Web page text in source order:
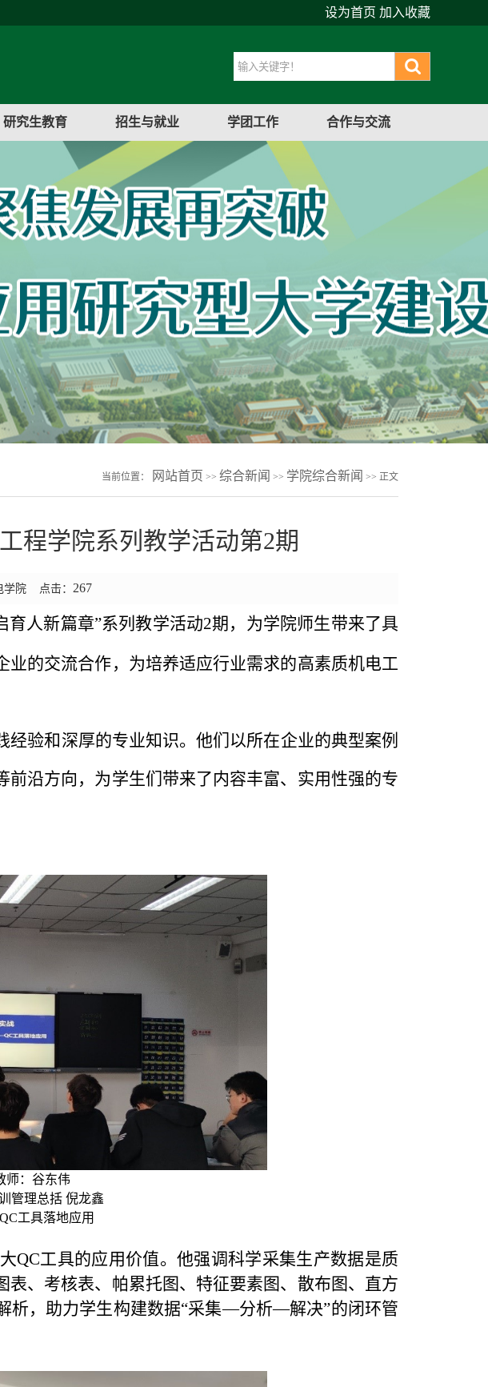
设为首页 加入收藏
研究生教育 招生与就业 学团工作 合作与交流
当前位置： 网站首页 >> 综合新闻 >> 学院综合新闻 >> 正文
程学院系列教学活动第2期
院 点击： 267
人新篇章”系列教学活动2期，为学院师生带来了具
的交流合作，为培养适应行业需求的高素质机电工
验和深厚的专业知识。他们以所在企业的典型案例
沿方向，为学生们带来了内容丰富、实用性强的专
师：谷东伟
管理总括 倪龙鑫
工具落地应用
QC工具的应用价值。他强调科学采集生产数据是质
、考核表、帕累托图、特征要素图、散布图、直方
析，助力学生构建数据“采集—分析—解决”的闭环管